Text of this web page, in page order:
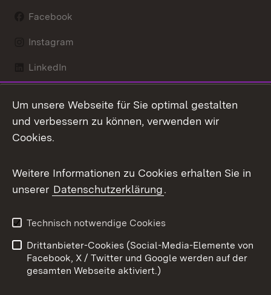
Facebook
Instagram
LinkedIn
X / Twitter
Youtube
Kontakt
Datenschutz
Barrierefreiheit
Impressum
Cookies
Um unsere Webseite für Sie optimal gestalten
und verbessern zu können, verwenden wir
Cookies.
Weitere Informationen zu Cookies erhalten Sie in
unserer Datenschutzerklärung.
Technisch notwendige Cookies
Drittanbieter-Cookies (Social-Media-Elemente von
Facebook, X / Twitter und Google werden auf der
gesamten Webseite aktiviert.)